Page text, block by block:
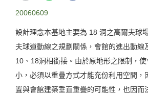
20060609
設計理念本基地主要為 18 洞之高爾夫球
夫球道動線之規劃關係，會館的進出動線
10、18洞相銜接。由於原地形之限制，
小，必須以重疊方式才能充份利用空間，
置與會館建築垂直重疊的可能性，也因而